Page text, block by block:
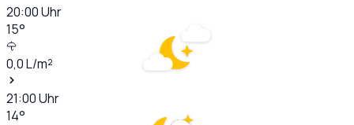
20:00Uhr
15°
0,0L/m²
21:00Uhr
14°